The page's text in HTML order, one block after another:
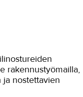
rakennustyömailla,
ja nostettavien